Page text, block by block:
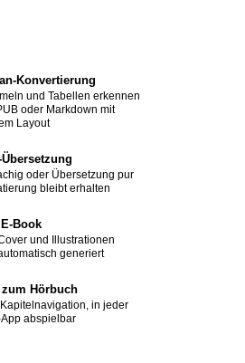
Konvertierung
und Tabellen erkennen
oder Markdown mit
Layout
Übersetzung
oder Übersetzung pur
bleibt erhalten
Book
und Illustrationen
generiert
zum Hörbuch
in jeder
abspielbar